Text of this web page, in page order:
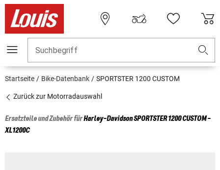
Suchbegriff
Startseite Bike-Datenbank SPORTSTER 1200 CUSTOM
Zurück zur Motorradauswahl
Ersatzteile und Zubehör fürHarley-DavidsonSPORTSTER 1200 CUSTOM -
XL1200C